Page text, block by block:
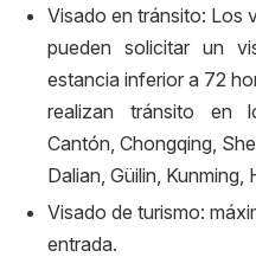
Visado en tránsito: Los
pueden solicitar un
estancia inferior a 72
realizan tránsito en
Cantón, Chongqing,
Dalian, Güilin,
Visado de turismo:
entrada.